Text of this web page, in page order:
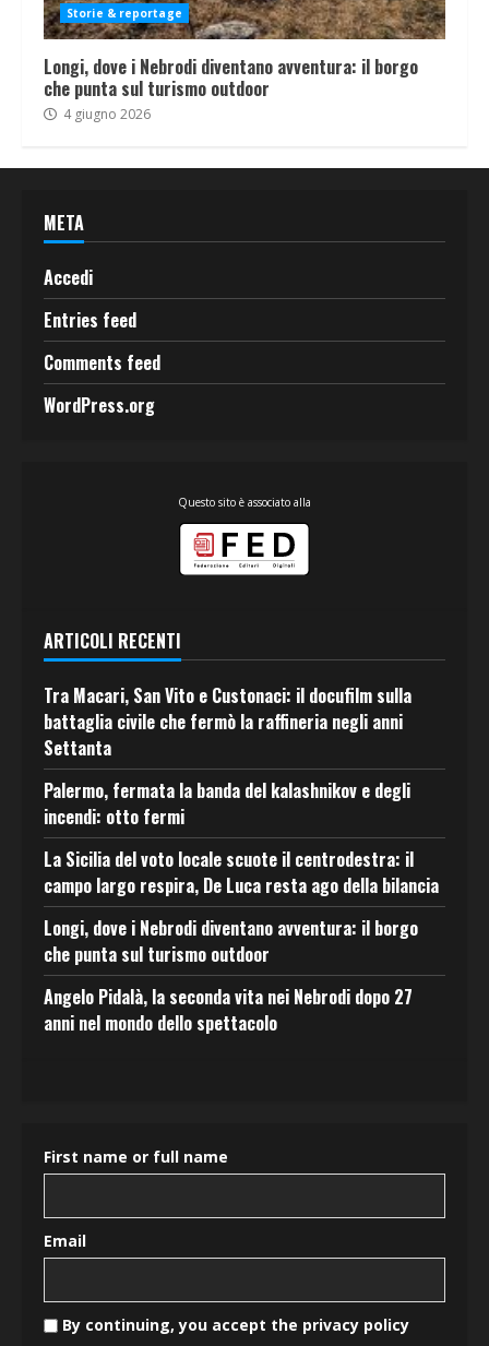
Storie & reportage
Longi, dove i Nebrodi diventano avventura: il borgo
che punta sul turismo outdoor
4 giugno 2026
META
Accedi
Entries feed
Comments feed
WordPress.org
Questo sito è associato alla
ARTICOLI RECENTI
Tra Macari, San Vito e Custonaci: il docufilm sulla
battaglia civile che fermò la raffineria negli anni
Settanta
Palermo, fermata la banda del kalashnikov e degli
incendi: otto fermi
La Sicilia del voto locale scuote il centrodestra: il
campo largo respira, De Luca resta ago della bilancia
Longi, dove i Nebrodi diventano avventura: il borgo
che punta sul turismo outdoor
Angelo Pidalà, la seconda vita nei Nebrodi dopo 27
anni nel mondo dello spettacolo
First name or full name
Email
By continuing, you accept the privacy policy